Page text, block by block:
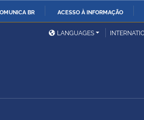
BR ACESSO À INFORMAÇÃO
Ministério das Relações
ExterioresLANGUAGES